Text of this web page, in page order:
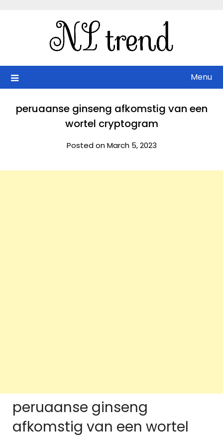
Menu
peruaanse ginseng afkomstig van een
wortel cryptogram
Posted on March 5, 2023
peruaanse ginseng
afkomstig van een wortel